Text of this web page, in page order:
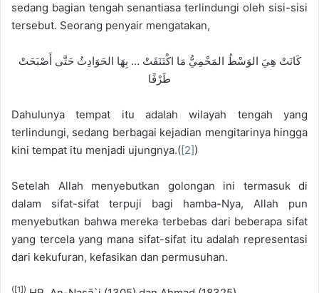
sedang bagian tengah senantiasa terlindungi oleh sisi-sisi
tersebut. Seorang penyair mengatakan,
كَانَتْ هِيَ الوَسْطُ المَحْمِيُّ مَا اكْتَنَفَتْ … بِهَا الحَوَادِثُ حَتَّى أَصْبَحَتْ
طَرْفًا
Dahulunya tempat itu adalah wilayah tengah yang
terlindungi, sedang berbagai kejadian mengitarinya hingga
kini tempat itu menjadi ujungnya.([2])
Setelah Allah menyebutkan golongan ini termasuk di
dalam sifat-sifat terpuji bagi hamba-Nya, Allah pun
menyebutkan bahwa mereka terbebas dari beberapa sifat
yang tercela yang mana sifat-sifat itu adalah representasi
dari kekufuran, kefasikan dan permusuhan.
([1])